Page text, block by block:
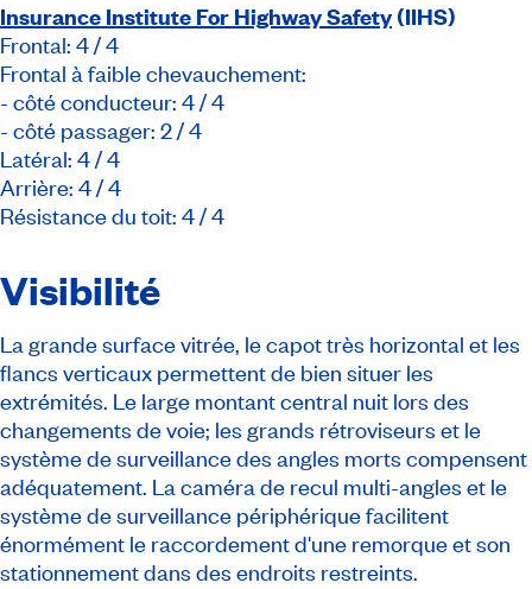
Insurance Institute For Highway Safety(IIHS)
Frontal: 4 / 4
Frontal à faible chevauchement:
- côté conducteur: 4 / 4
- côté passager: 2 / 4
Latéral: 4 / 4
Arrière: 4 / 4
Résistance du toit: 4 / 4
Visibilité
La grande surface vitrée, le capot très horizontal et les
flancs verticaux permettent de bien situer les
extrémités. Le large montant central nuit lors des
changements de voie; les grands rétroviseurs et le
système de surveillance des angles morts compensent
adéquatement. La caméra de recul multi-angles et le
système de surveillance périphérique facilitent
énormément le raccordement d'une remorque et son
stationnement dans des endroits restreints.